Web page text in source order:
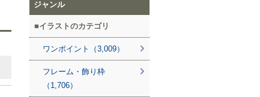
ジャンル
イラストのカテゴリ
ワンポイント（3,009）
フレーム・飾り枠
（1,706）